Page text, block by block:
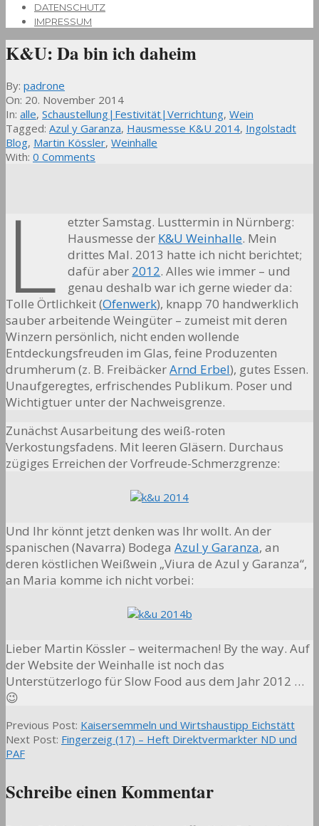
DATENSCHUTZ
IMPRESSUM
K&U: Da bin ich daheim
By: padrone
On: 20. November 2014
In: alle, Schaustellung|Festivität|Verrichtung, Wein
Tagged: Azul y Garanza, Hausmesse K&U 2014, Ingolstadt
Blog, Martin Kössler, Weinhalle
With: 0 Comments
L
etzter Samstag. Lusttermin in Nürnberg:
Hausmesse der K&U Weinhalle. Mein
drittes Mal. 2013 hatte ich nicht berichtet;
dafür aber 2012. Alles wie immer – und
genau deshalb war ich gerne wieder da:
Tolle Örtlichkeit (Ofenwerk), knapp 70 handwerklich
sauber arbeitende Weingüter – zumeist mit deren
Winzern persönlich, nicht enden wollende
Entdeckungsfreuden im Glas, feine Produzenten
drumherum (z. B. FreibäckerArnd Erbel), gutes Essen.
Unaufgeregtes, erfrischendes Publikum. Poser und
Wichtigtuer unter der Nachweisgrenze.
Zunächst Ausarbeitung des weiß-roten
Verkostungsfadens. Mit leeren Gläsern. Durchaus
zügiges Erreichen der Vorfreude-Schmerzgrenze:
Und Ihr könnt jetzt denken was Ihr wollt. An der
spanischen (Navarra) Bodega Azul y Garanza, an
deren köstlichen Weißwein „Viura de Azul y Garanza“,
an Maria komme ich nicht vorbei:
Lieber Martin Kössler – weitermachen! By the way. Auf
der Website der Weinhalle ist noch das
Unterstützerlogo für Slow Food aus dem Jahr 2012 …
😉
2014-
11-
20
Previous Post: Kaisersemmeln und Wirtshaustipp Eichstätt
Next Post: Fingerzeig (17) – Heft Direktvermarkter ND und
PAF
Schreibe einen Kommentar